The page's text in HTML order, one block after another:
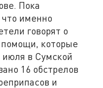
Пока
именно
говорят о
которые
июля в Сумской
16 обстрелов
и